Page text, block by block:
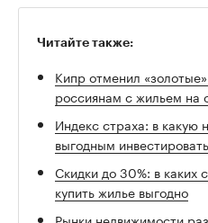
Читайте также:
Кипр отменил
россиянам с жильем на
Индекс страха: в какую
выгодным
Скидки до 30%: в каких
купить жилье выгодно